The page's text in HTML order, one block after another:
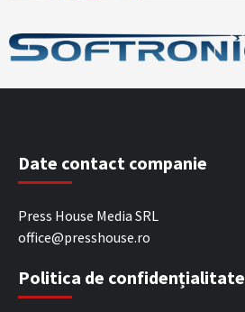
Date contact companie
Press House Media SRL
office@presshouse.ro
Politica de confidențialitate